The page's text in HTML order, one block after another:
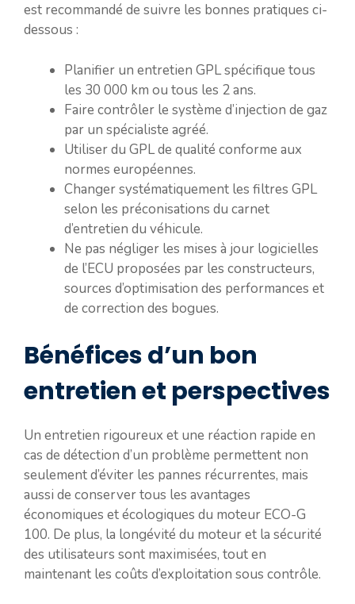
est recommandé de suivre les bonnes pratiques ci-
dessous :
Planifier un entretien GPL spécifique tous
les 30 000 km ou tous les 2 ans.
Faire contrôler le système d’injection de gaz
par un spécialiste agréé.
Utiliser du GPL de qualité conforme aux
normes européennes.
Changer systématiquement les filtres GPL
selon les préconisations du carnet
d’entretien du véhicule.
Ne pas négliger les mises à jour logicielles
de l’ECU proposées par les constructeurs,
sources d’optimisation des performances et
de correction des bogues.
Bénéfices d’un bon
entretien et perspectives
Un entretien rigoureux et une réaction rapide en
cas de détection d’un problème permettent non
seulement d’éviter les pannes récurrentes, mais
aussi de conserver tous les avantages
économiques et écologiques du moteur ECO-G
100. De plus, la longévité du moteur et la sécurité
des utilisateurs sont maximisées, tout en
maintenant les coûts d’exploitation sous contrôle.